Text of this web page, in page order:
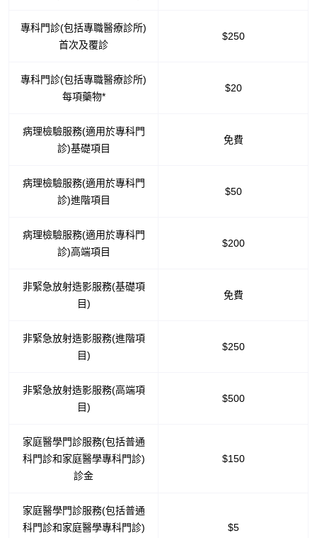
專科門診(包括專職醫療診所)
首次及覆診
$250
專科門診(包括專職醫療診所)
每項藥物*
$20
病理檢驗服務(適用於專科門
診)基礎項目
免費
病理檢驗服務(適用於專科門
診)進階項目
$50
病理檢驗服務(適用於專科門
診)高端項目
$200
非緊急放射造影服務(基礎項
目)
免費
非緊急放射造影服務(進階項
目)
$250
非緊急放射造影服務(高端項
目)
$500
家庭醫學門診服務(包括普通
科門診和家庭醫學專科門診)
診金
$150
家庭醫學門診服務(包括普通
科門診和家庭醫學專科門診)
$5